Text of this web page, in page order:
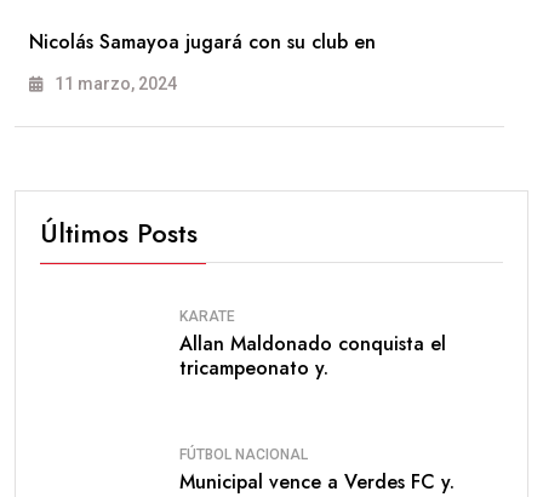
Nicolás Samayoa jugará con su club en
11 marzo, 2024
Últimos Posts
KARATE
Allan Maldonado conquista el
tricampeonato y.
FÚTBOL NACIONAL
Municipal vence a Verdes FC y.